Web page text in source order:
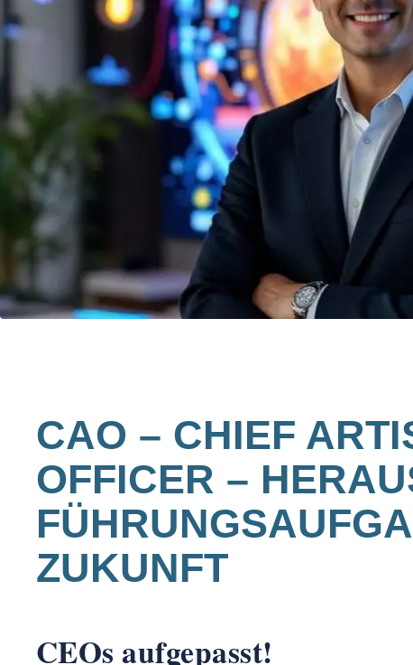
CAO – CHIEF
OFFICER –
ZUKUNFT
CEOs aufgepasst!